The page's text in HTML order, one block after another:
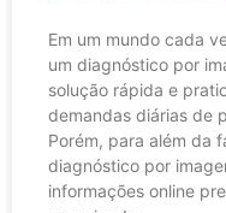
Em um mundo cada
um diagnóstico por
solução rápida e
demandas diárias de
Porém, para além da
diagnóstico por
informações online